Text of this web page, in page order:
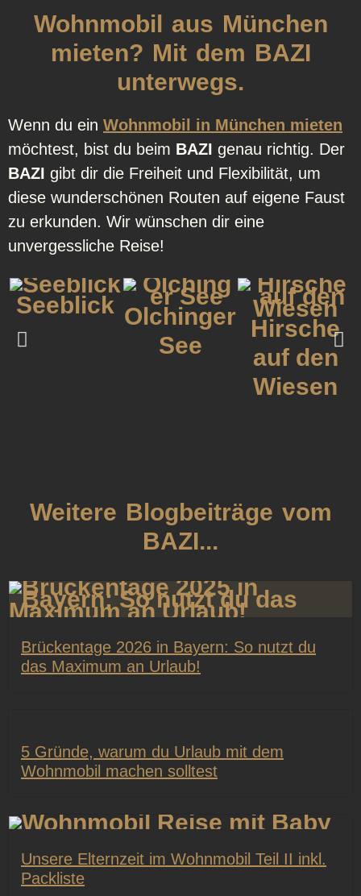
Wohnmobil aus München
mieten? Mit dem BAZI
unterwegs.
Wenn du ein Wohnmobil in München mieten
möchtest, bist du beim BAZI genau richtig. Der
BAZI gibt dir die Freiheit und Flexibilität, um
diese wunderschönen Routen auf eigene Faust
zu erkunden. Wir wünschen dir eine
unvergessliche Reise!
Seeblick Olchinger
See
Hirsche
auf den
Wiesen
Weitere Blogbeiträge vom
BAZI...
Brückentage 2026 in Bayern: So nutzt du
das Maximum an Urlaub!
5 Gründe, warum du Urlaub mit dem
Wohnmobil machen solltest​
Unsere Elternzeit im Wohnmobil Teil II inkl.
Packliste​